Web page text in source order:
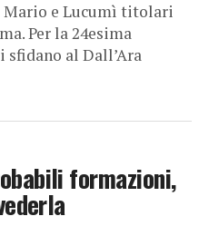
Mario e Lucumì titolari
Per la 24esima
al Dall’Ara
formazioni,